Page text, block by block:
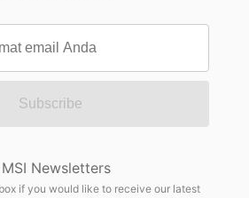
Subscribe
Newsletters
if you would like to receive our latest